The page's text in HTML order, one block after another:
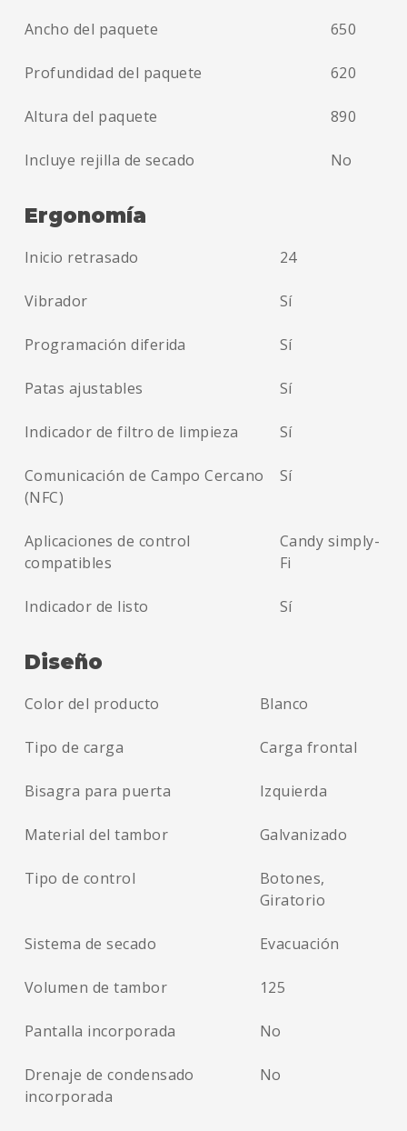
Ancho del paquete 650
Profundidad del paquete 620
Altura del paquete 890
Incluye rejilla de secado No
Ergonomía
Inicio retrasado 24
Vibrador Sí
Programación diferida Sí
Patas ajustables Sí
Indicador de filtro de limpieza Sí
Comunicación de Campo Cercano
(NFC)
Sí
Aplicaciones de control
compatibles
Candy simply-
Fi
Indicador de listo Sí
Diseño
Color del producto Blanco
Tipo de carga Carga frontal
Bisagra para puerta Izquierda
Material del tambor Galvanizado
Tipo de control
Botones,
Giratorio
Sistema de secado Evacuación
Volumen de tambor 125
Pantalla incorporada No
Drenaje de condensado
incorporada
No